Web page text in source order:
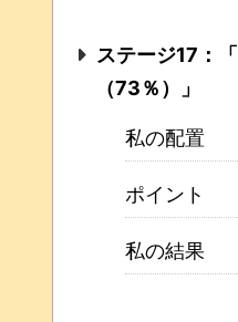
ステージ17：
（73％）」
私の配置
ポイント
私の結果